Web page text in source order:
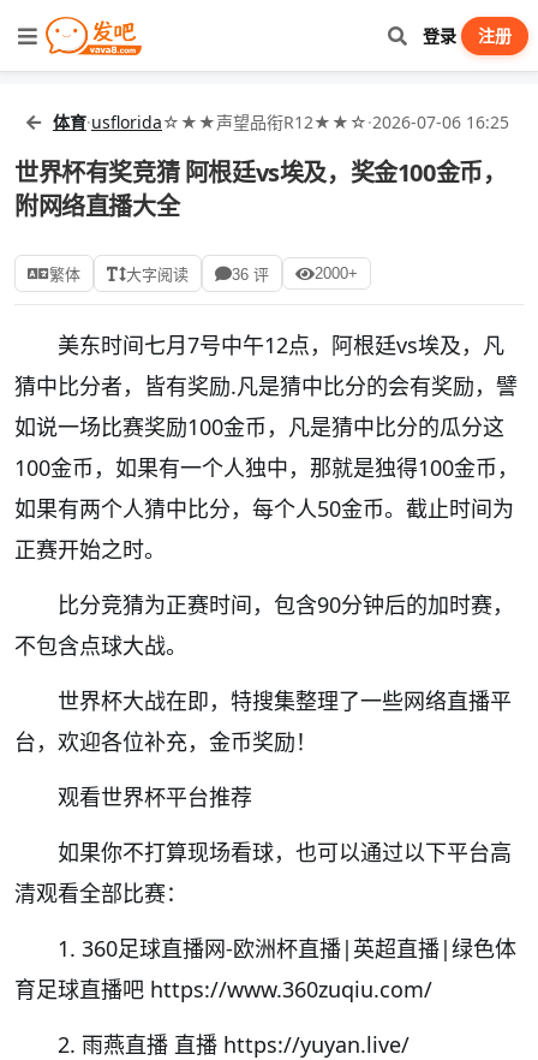
登录 注册
体育·usflorida☆★★声望品衔R12★★☆·2026-07-06 16:25
世界杯有奖竞猜 阿根廷vs埃及，奖金100金币，
附网络直播大全
繁体 大字阅读 36 评 2000+
美东时间七月7号中午12点，阿根廷vs埃及，凡
猜中比分者，皆有奖励.凡是猜中比分的会有奖励，譬
如说一场比赛奖励100金币，凡是猜中比分的瓜分这
100金币，如果有一个人独中，那就是独得100金币，
如果有两个人猜中比分，每个人50金币。截止时间为
正赛开始之时。
比分竞猜为正赛时间，包含90分钟后的加时赛，
不包含点球大战。
世界杯大战在即，特搜集整理了一些网络直播平
台，欢迎各位补充，金币奖励！
观看世界杯平台推荐
如果你不打算现场看球，也可以通过以下平台高
清观看全部比赛：
1. 360足球直播网-欧洲杯直播|英超直播|绿色体
育足球直播吧 https://www.360zuqiu.com/
2. 雨燕直播 直播 https://yuyan.live/